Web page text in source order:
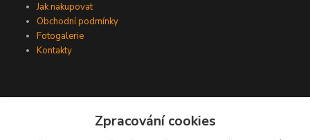
Jak nakupovat
Obchodní podmínky
Fotogalerie
Kontakty
Zpracování cookies